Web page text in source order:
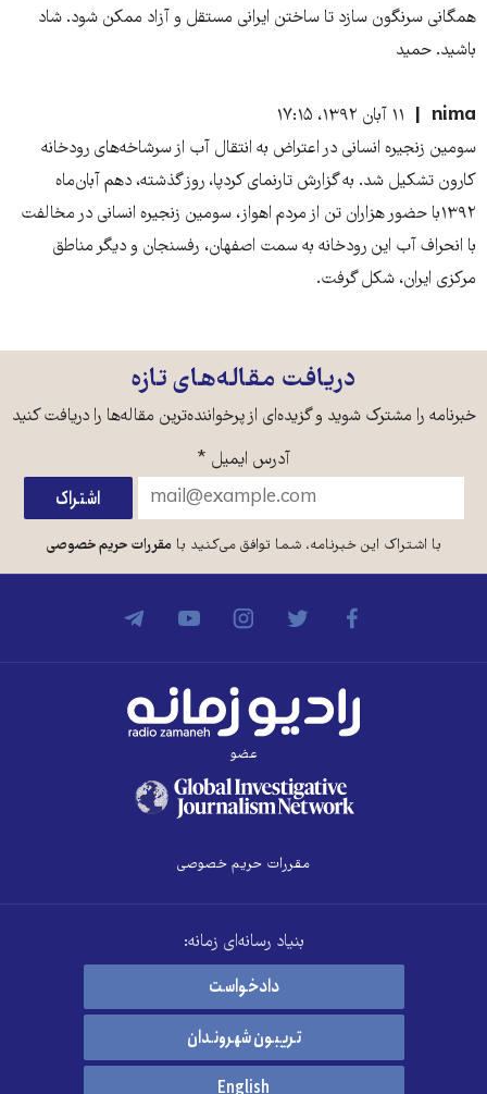
همگانی سرنگون سازد تا ساختن ایرانی مستقل و آزاد ممکن شود. شاد
باشید. حمید
nima
۱۱ آبان ۱۳۹۲، ۱۷:۱۵
سومین زنجیره انسانی در اعتراض به انتقال آب از سرشاخه‌های رودخانه
کارون تشکیل شد. به گزارش تارنمای کردپا، روز گذشته، دهم آبان‌ماه
۱۳۹۲با حضور هزاران تن از مردم اهواز، سومین زنجیره‌ انسانی در مخالفت
با انحراف آب این رودخانه به سمت اصفهان، رفسنجان و دیگر مناطق
مرکزی ایران، شکل گرفت.
دریافت مقاله‌های تازه
خبرنامه را مشترک شوید و گزیده‌ای از پرخواننده‌ترین مقاله‌ها را دریافت کنید
آدرس ایمیل *
با اشتراک این خبرنامه، شما توافق می‌کنید با مقررات حریم خصوصی
عضو
مقررات حریم خصوصی
بنیاد رسانه‌ای زمانه:
دادخواست
تریبون شهروندان